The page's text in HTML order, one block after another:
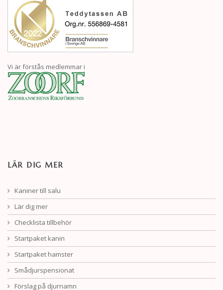
Vi är förstås medlemmar i
LÄR DIG MER
Kaniner till salu
Lär dig mer
Checklista tillbehör
Startpaket kanin
Startpaket hamster
Smådjurspensionat
Förslag på djurnamn